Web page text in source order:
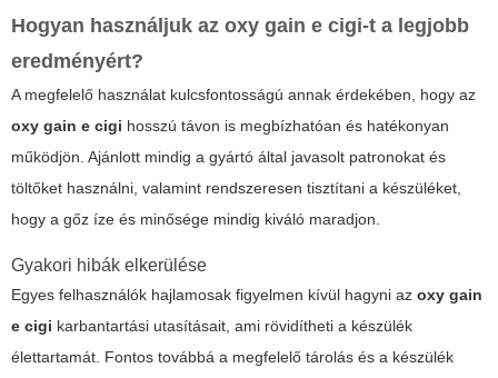
Hogyan használjuk az oxy gain e cigi-t a legjobb
eredményért?
A megfelelő használat kulcsfontosságú annak érdekében, hogy az
oxy gain e cigi hosszú távon is megbízhatóan és hatékonyan
működjön. Ajánlott mindig a gyártó által javasolt patronokat és
töltőket használni, valamint rendszeresen tisztítani a készüléket,
hogy a gőz íze és minősége mindig kiváló maradjon.
Gyakori hibák elkerülése
Egyes felhasználók hajlamosak figyelmen kívül hagyni az oxy gain
e cigi karbantartási utasításait, ami rövidítheti a készülék
élettartamát. Fontos továbbá a megfelelő tárolás és a készülék